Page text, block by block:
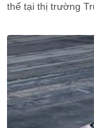
thế tại thị trường